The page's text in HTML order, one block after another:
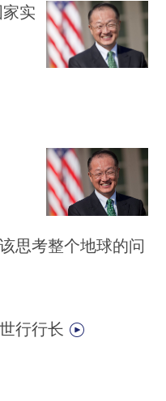
实
思考整个地球的问
行行长